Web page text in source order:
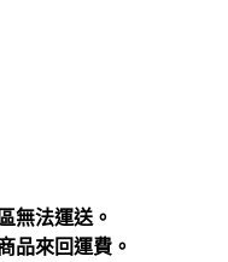
無法運送。
品來回運費。